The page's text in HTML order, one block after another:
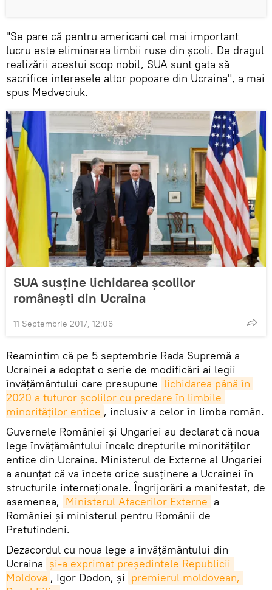
"Se pare că pentru americani cel mai important
lucru este eliminarea limbii ruse din școli. De dragul
realizării acestui scop nobil, SUA sunt gata să
sacrifice interesele altor popoare din Ucraina", a mai
spus Medveciuk.
SUA susține lichidarea școlilor
românești din Ucraina
11 Septembrie 2017, 12:06
Reamintim că pe 5 septembrie Rada Supremă a
Ucrainei a adoptat o serie de modificări ai legii
învățământului care presupune lichidarea până în
2020 a tuturor școlilor cu predare în limbile
minorităților entice , inclusiv a celor în limba român.
Guvernele României și Ungariei au declarat că noua
lege învățământului încalc drepturile minorităților
entice din Ucraina. Ministerul de Externe al Ungariei
a anunțat că va înceta orice susținere a Ucrainei în
structurile internaționale. Îngrijorări a manifestat, de
asemenea, Ministerul Afacerilor Externe a
României și ministerul pentru Românii de
Pretutindeni.
Dezacordul cu noua lege a învățământului din
Ucraina și-a exprimat președintele Republicii
Moldova , Igor Dodon, și premierul moldovean,